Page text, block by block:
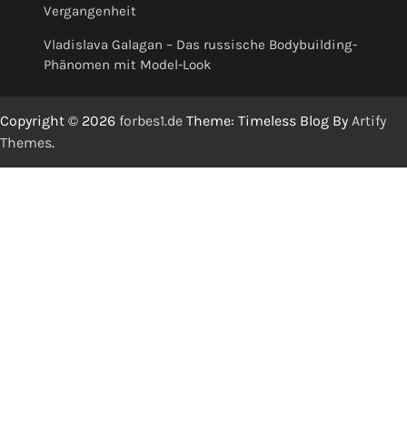
Vergangenheit
Vladislava Galagan – Das russische Bodybuilding-
Phänomen mit Model-Look
Copyright © 2026 forbes1.de Theme: Timeless Blog By Artify
Themes.